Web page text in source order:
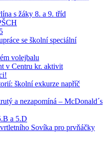
s žáky 8. a 9. tříd
se školní speciální
volejbalu
v Centru kr. aktivit
školní exkurze napříč
a nezapomíná – McDonald´s
a 5.D
Sovíka pro prvňáčky